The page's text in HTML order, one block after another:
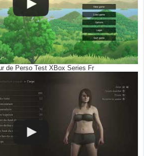
de Perso Test XBox Series Fr